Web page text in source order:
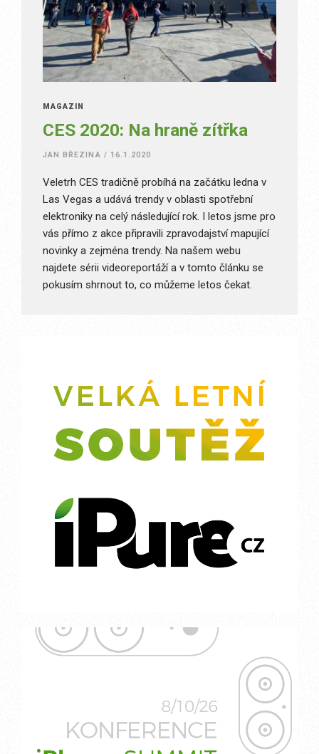
MAGAZÍN
CES 2020: Na hraně zítřka
JAN BŘEZINA / 16.1.2020
Veletrh CES tradičně probíhá na začátku ledna v
Las Vegas a udává trendy v oblasti spotřební
elektroniky na celý následující rok. I letos jsme pro
vás přímo z akce připravili zpravodajství mapující
novinky a zejména trendy. Na našem webu
najdete sérii videoreportáží a v tomto článku se
pokusím shrnout to, co můžeme letos čekat.